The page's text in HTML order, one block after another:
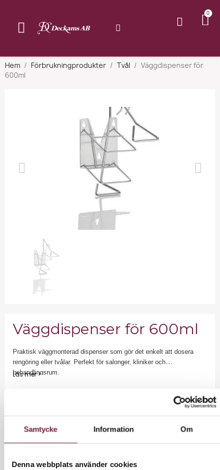
Samtycke Information Om
Denna webbplats använder cookies
Hem Förbrukningprodukter Tvål
Väggdispenser för
600ml
Väggdispenser för 600ml
Praktisk väggmonterad dispenser som gör det enkelt att dosera
rengöring eller tvålar. Perfekt för salonger, kliniker och
behandlingsrum.
Läs mer >